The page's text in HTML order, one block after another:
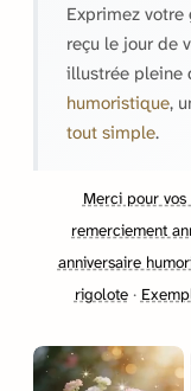
Exprimez
reçu le jour de
illustrée pleine
humoristique,
tout simple.
Merci pour vos
remerciement
anniversaire
rigolote·